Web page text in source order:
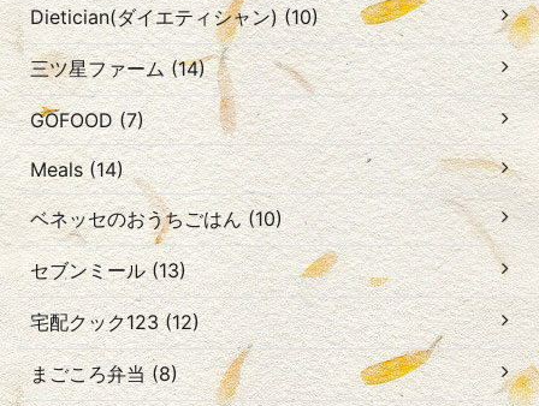
Dietician(ダイエティシャン) (10)
三ツ星ファーム (14)
GOFOOD (7)
Meals (14)
ベネッセのおうちごはん (10)
セブンミール (13)
宅配クック123 (12)
まごころ弁当 (8)